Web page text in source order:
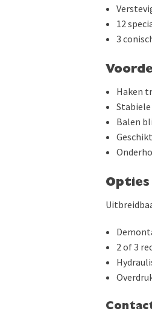
12
3
Haken
Balen
2 of 3